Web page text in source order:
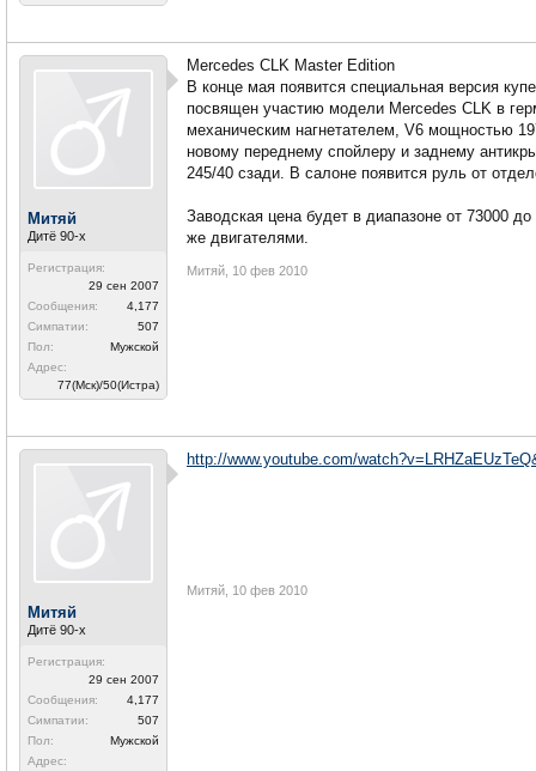
Митяй
Дитё 90-х
Регистрация:
29 сен 2007
Сообщения:
4,177
Симпатии:
507
Пол:
Мужской
Адрес:
77(Мск)/50(Истра)
Mercedes CLK Master Edition
В конце мая появится специальная версия
посвящен участию модели Mercedes CLK в
механическим нагнетателем, V6 мощностью
новому переднему спойлеру и заднему
245/40 сзади. В салоне появится руль от
Заводская цена будет в диапазоне от 73000
же двигателями.
Митяй 10 фев 2010
Митяй
Дитё 90-х
Регистрация:
29 сен 2007
Сообщения:
4,177
Симпатии:
507
Пол:
Мужской
Адрес:
http://www.youtube.com/
Митяй 10 фев 2010